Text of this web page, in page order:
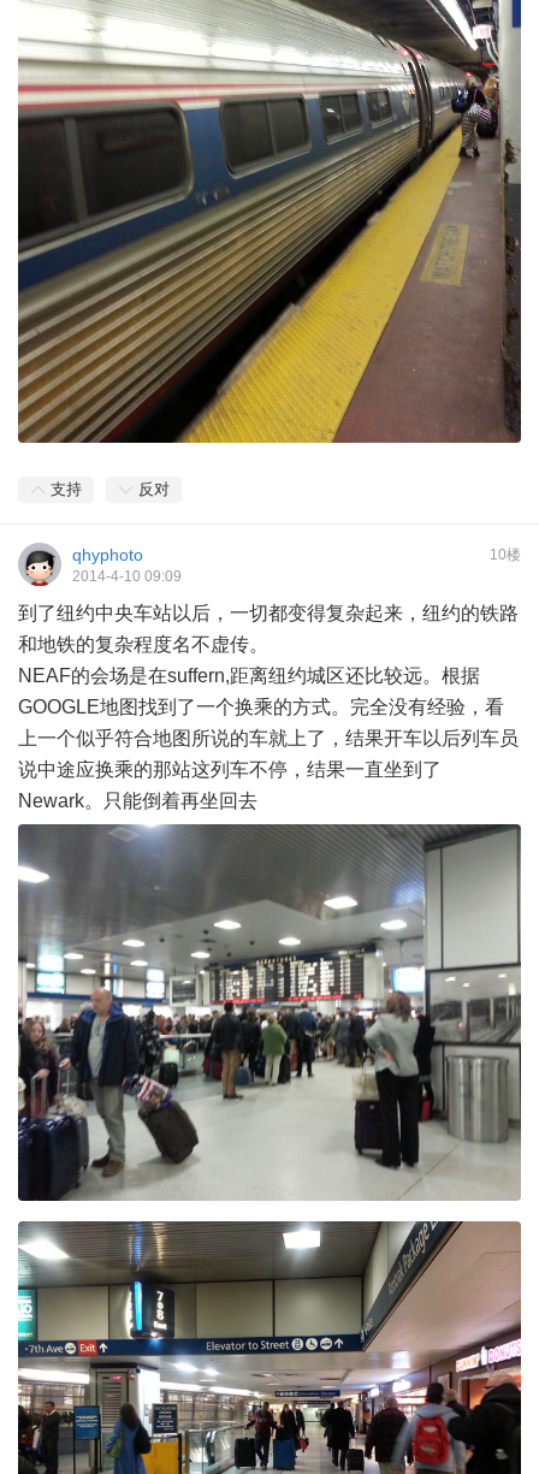
支持 反对
10楼
qhyphoto
2014-4-10 09:09
到了纽约中央车站以后，一切都变得复杂起来，纽约的铁路
和地铁的复杂程度名不虚传。
NEAF的会场是在suffern,距离纽约城区还比较远。根据
GOOGLE地图找到了一个换乘的方式。完全没有经验，看
上一个似乎符合地图所说的车就上了，结果开车以后列车员
说中途应换乘的那站这列车不停，结果一直坐到了
Newark。只能倒着再坐回去